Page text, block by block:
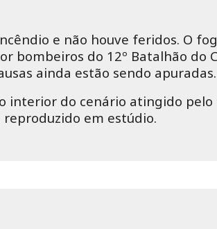
e não houve feridos. O
bombeiros do 12º Batalhão do
ainda estão sendo apuradas.
interior do cenário atingido pelo
reproduzido em estúdio.